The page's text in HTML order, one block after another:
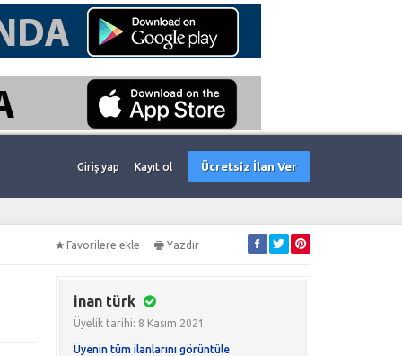
Giriş yap Kayıt ol Ücretsiz İlan Ver
Favorilere ekle Yazdır
inan türk
Üyelik tarihi: 8 Kasım 2021
Üyenin tüm ilanlarını görüntüle